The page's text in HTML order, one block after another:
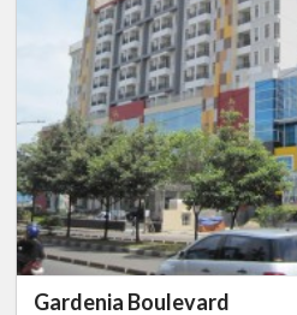
Gardenia Boulevard